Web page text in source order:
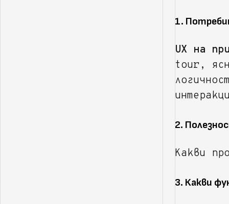
1.
UX на
tour,
2.
Какви
3. Какви